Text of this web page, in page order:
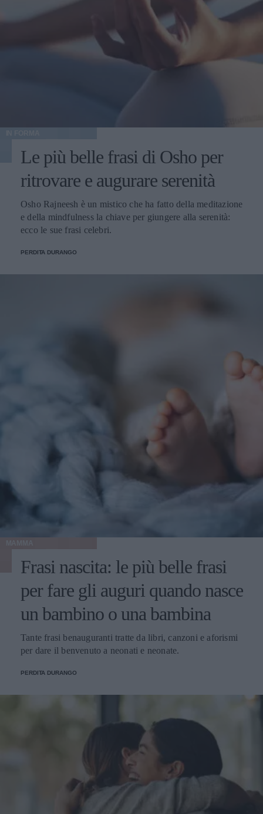
Le più belle frasi di Osho per
ritrovare e augurare serenità
Osho Rajneesh è un mistico che ha fatto della meditazione
e della mindfulness la chiave per giungere alla serenità:
ecco le sue frasi celebri.
PERDITA DURANGO
Frasi nascita: le più belle frasi
per fare gli auguri quando nasce
un bambino o una bambina
Tante frasi benauguranti tratte da libri, canzoni e aforismi
per dare il benvenuto a neonati e neonate.
PERDITA DURANGO